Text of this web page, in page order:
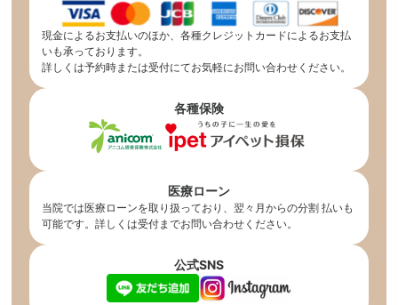
現金によるお支払いのほか、各種クレジットカードによるお支払
いも承っております。
詳しくは予約時または受付にてお気軽にお問い合わせください。
各種保険
医療ローン
当院では医療ローンを取り扱っており、翌々月からの分割 払いも
可能です。詳しくは受付までお問い合わせください。
公式SNS